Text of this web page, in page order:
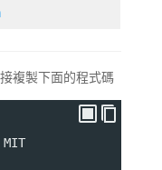
複製下面的程式碼